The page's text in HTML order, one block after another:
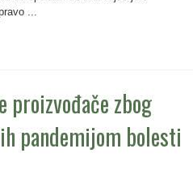
...
proizvođače zbog
pandemijom bolesti